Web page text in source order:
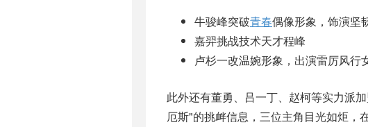
牛骏峰突破青春偶像形象，饰演坚
嘉羿挑战技术天才程峰
卢杉一改温婉形象，出演雷厉风行
此外还有董勇、吕一丁、赵柯等实力派
厄斯"的挑衅信息，三位主角目光如炬，